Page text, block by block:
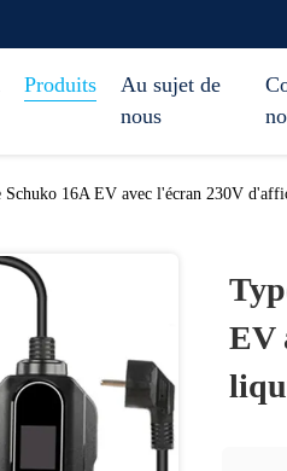
Produits
Au sujet de
nous
16A EV avec l'écran 230V
EV